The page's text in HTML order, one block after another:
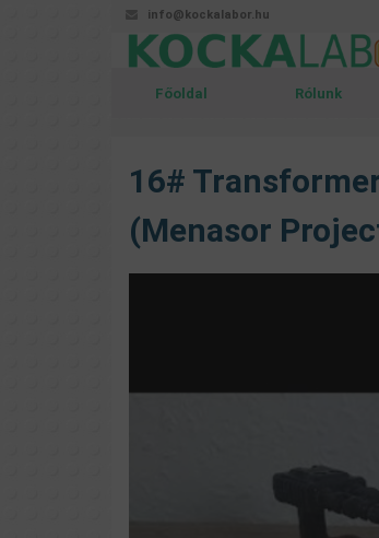
info@kockalabor.hu
Főoldal Rólunk
16#
(Menasor